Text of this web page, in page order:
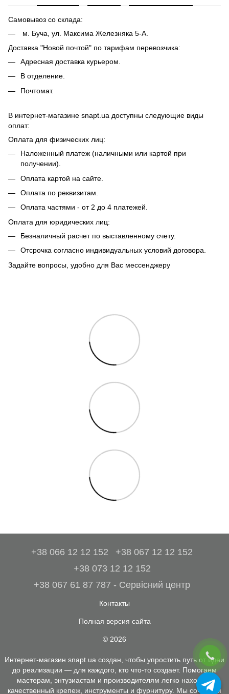
Самовывоз со склада:
м. Буча, ул. Максима Железняка 5-А.
Доставка "Новой почтой" по тарифам перевозчика:
Адресная доставка курьером.
В отделение.
Почтомат.
В интернет-магазине snapt.ua доступны следующие виды
оплат:
Оплата для физических лиц:
Наложенный платеж (наличными или картой при
получении).
Оплата картой на сайте.
Оплата по реквизитам.
Оплата частями - от 2 до 4 платежей.
Оплата для юридических лиц:
Безналичный расчет по выставленному счету.
Отсрочка согласно индивидуальных условий договора.
Задайте вопросы, удобно для Вас мессенджеру
+38 066 12 12 152
+38 067 12 12 152
+38 073 12 12 152
+38 067 61 87 787 - Сервісний центр
Контакты
Полная версия сайта
© 2026
Интернет-магазин snapt.ua создан, чтобы упростить путь от идеи
до реализации — для каждого, кто что-то создает. Помогаем
мастерам, энтузиастам и производителям легко находить
качественный крепеж, инструменты и фурнитуру. Мы сочетаем